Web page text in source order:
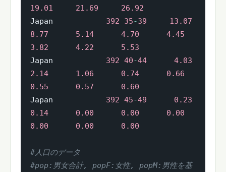
19.01
21.69
26.92
Japan 392 35-39
13.07
8.77
5.14 4.70
4.45
3.82
4.22
5.53
Japan 392 40-44
4.03
2.14
1.06 0.74
0.66
0.55
0.57
0.60
Japan 392 45-49
0.23
0.14
0.00 0.00
0.00
0.00
0.00 0.00
#人口のデータ
#pop:男女合計, popF:女性, popM:男性を基